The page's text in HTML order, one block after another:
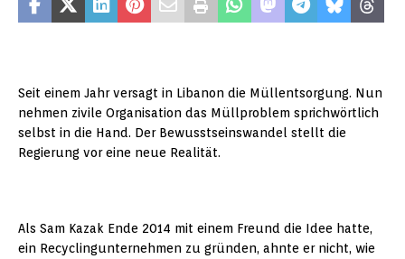
Seit einem Jahr versagt in Libanon die Müllentsorgung. Nun
nehmen zivile Organisation das Müllproblem sprichwörtlich
selbst in die Hand. Der Bewusstseinswandel stellt die
Regierung vor eine neue Realität.
Als Sam Kazak Ende 2014 mit einem Freund die Idee hatte,
ein Recyclingunternehmen zu gründen, ahnte er nicht, wie